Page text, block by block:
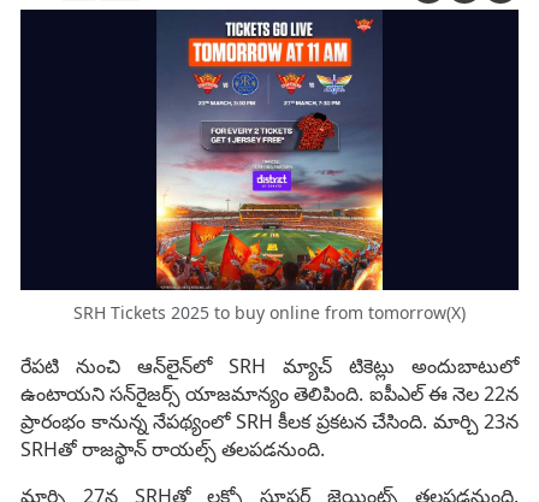
SRH Tickets 2025 to buy online from tomorrow(X)
రేపటి నుంచి ఆన్‌లైన్‌లో SRH మ్యాచ్ టికెట్లు అందుబాటులో
ఉంటాయని సన్‌రైజర్స్ యాజమాన్యం తెలిపింది. ఐపీఎల్ ఈ నెల 22న
ప్రారంభం కానున్న నేపథ్యంలో SRH కీలక ప్రకటన చేసింది. మార్చి 23న
SRHతో రాజస్థాన్ రాయల్స్ తలపడనుంది.
మార్చి 27న SRHతో లక్నో సూపర్ జెయింట్స్ తలపడనుంది.